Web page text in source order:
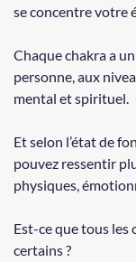
se concentre votre
Chaque chakra a
personne, aux
mental et spirituel.
Et selon l’état de
pouvez ressentir
physiques,
Est-ce que tous
certains ?